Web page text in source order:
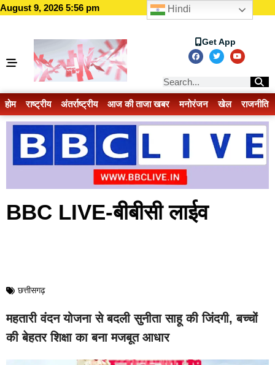
August 9, 2026 5:56 pm
Get App
होम राष्ट्रीय अंतर्राष्ट्रीय आज की ताजा खबर मनोरंजन खेल राजनीति
BBC LIVE-बीबीसी लाईव
छत्तीसगढ़
महतारी वंदन योजना से बदली सुनीता साहू की जिंदगी, बच्चों
की बेहतर शिक्षा का बना मजबूत आधार
Hindi